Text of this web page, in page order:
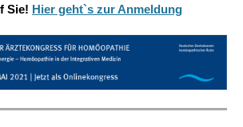
Sie! Hier geht`s zur Anmeldung